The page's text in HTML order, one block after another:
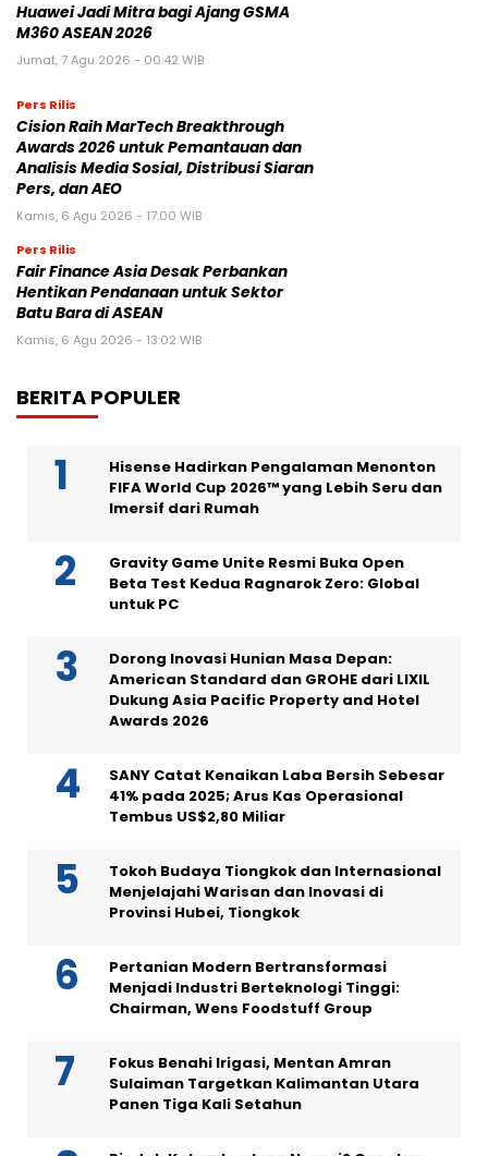
Huawei Jadi Mitra bagi Ajang GSMA
M360 ASEAN 2026
Jumat, 7 Agu 2026 - 00:42 WIB
Pers Rilis
Cision Raih MarTech Breakthrough
Awards 2026 untuk Pemantauan dan
Analisis Media Sosial, Distribusi Siaran
Pers, dan AEO
Kamis, 6 Agu 2026 - 17:00 WIB
Pers Rilis
Fair Finance Asia Desak Perbankan
Hentikan Pendanaan untuk Sektor
Batu Bara di ASEAN
Kamis, 6 Agu 2026 - 13:02 WIB
BERITA POPULER
Hisense Hadirkan Pengalaman Menonton
FIFA World Cup 2026™ yang Lebih Seru dan
Imersif dari Rumah
Gravity Game Unite Resmi Buka Open
Beta Test Kedua Ragnarok Zero: Global
untuk PC
Dorong Inovasi Hunian Masa Depan:
American Standard dan GROHE dari LIXIL
Dukung Asia Pacific Property and Hotel
Awards 2026
SANY Catat Kenaikan Laba Bersih Sebesar
41% pada 2025; Arus Kas Operasional
Tembus US$2,80 Miliar
Tokoh Budaya Tiongkok dan Internasional
Menjelajahi Warisan dan Inovasi di
Provinsi Hubei, Tiongkok
Pertanian Modern Bertransformasi
Menjadi Industri Berteknologi Tinggi:
Chairman, Wens Foodstuff Group
Fokus Benahi Irigasi, Mentan Amran
Sulaiman Targetkan Kalimantan Utara
Panen Tiga Kali Setahun